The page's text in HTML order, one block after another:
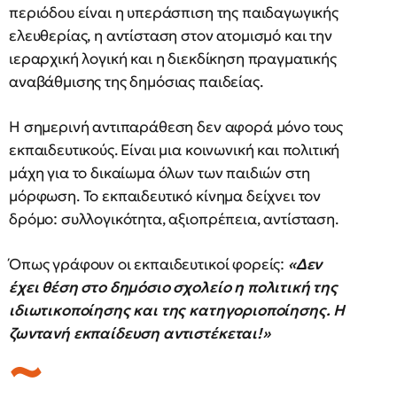
περιόδου είναι η υπεράσπιση της παιδαγωγικής
ελευθερίας, η αντίσταση στον ατομισμό και την
ιεραρχική λογική και η διεκδίκηση πραγματικής
αναβάθμισης της δημόσιας παιδείας.
Η σημερινή αντιπαράθεση δεν αφορά μόνο τους
εκπαιδευτικούς. Είναι μια κοινωνική και πολιτική
μάχη για το δικαίωμα όλων των παιδιών στη
μόρφωση. Το εκπαιδευτικό κίνημα δείχνει τον
δρόμο: συλλογικότητα, αξιοπρέπεια, αντίσταση.
Όπως γράφουν οι εκπαιδευτικοί φορείς: «Δεν
έχει θέση στο δημόσιο σχολείο η πολιτική της
ιδιωτικοποίησης και της κατηγοριοποίησης. Η
ζωντανή εκπαίδευση αντιστέκεται!»